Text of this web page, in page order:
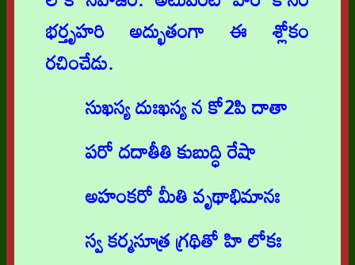
భర్తృహరి అద్భుతంగా ఈ శ్లోకం
రచించేడు.
సుఖస్య దుఃఖస్య న కో2పి దాతా
పరో దదాతీతి కుబుద్ధి రేషా
అహంకరో మీతి వృథాభిమానః
స్వ కర్మసూత్ర గ్రథితో హి లోకః